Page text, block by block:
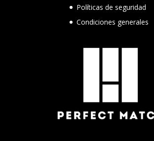
Políticas de seguridad
Condiciones generales